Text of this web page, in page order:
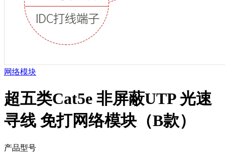
网络模块
超五类Cat5e 非屏蔽UTP 光速
寻线 免打网络模块（B款）
产品型号